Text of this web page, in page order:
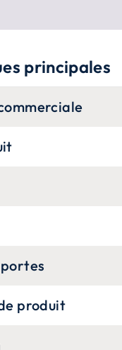
principales
produit